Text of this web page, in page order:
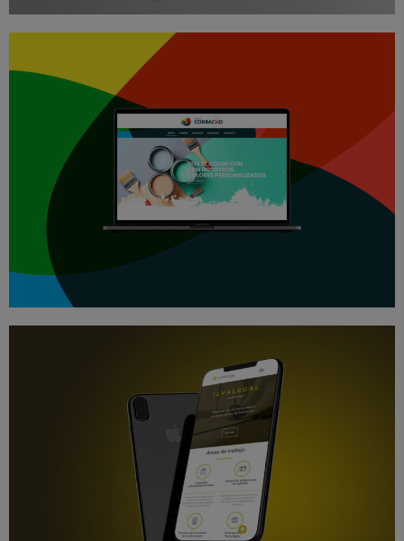
Diseño e-Commerce Proyectos Web
Pinturas Corbacho Web
Branding Diseño Proyectos
Ilvalegal